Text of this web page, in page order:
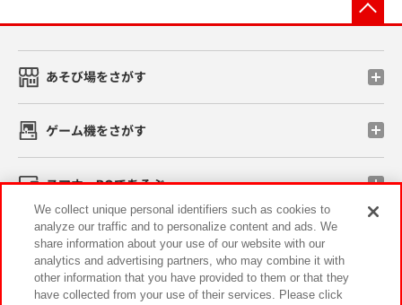
あそび場をさがす
ゲーム機をさがす
スマホ・PCであそぶ
イベント・キャンペーン
We collect unique personal identifiers such as cookies to
analyze our traffic and to personalize content and ads. We
share information about your use of our website with our
analytics and advertising partners, who may combine it with
other information that you have provided to them or that they
have collected from your use of their services. Please click